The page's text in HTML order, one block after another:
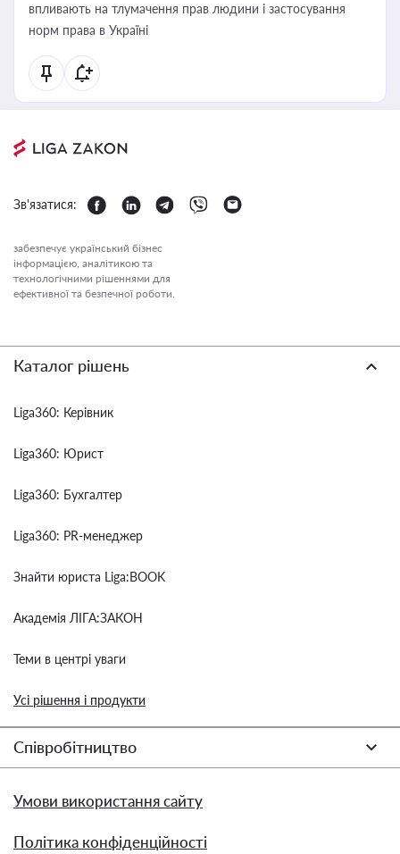
впливають на тлумачення прав людини і застосування
норм права в Україні
Зв'язатися:
забезпечує український бізнес
інформацією, аналітикою та
технологічними рішеннями для
ефективної та безпечної роботи.
Каталог рішень
Liga360: Керівник
Liga360: Юрист
Liga360: Бухгалтер
Liga360: PR-менеджер
Знайти юриста Liga:BOOK
Академія ЛІГА:ЗАКОН
Теми в центрі уваги
Усі рішення і продукти
Співробітництво
Умови використання сайту
Політика конфіденційності